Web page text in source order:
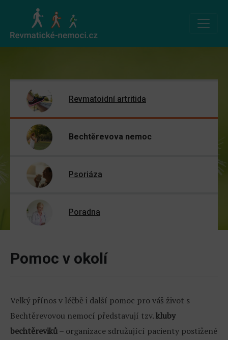
Revmatoidní artritida
Bechtěrevova nemoc
Psoriáza
Poradna
Pomoc v okolí
Velký přínos v léčbě i další pomoc pro váš život s
Bechtěrevovou nemocí představují tzv.kluby
bechtěreviků– organizace sdružující pacienty postižené